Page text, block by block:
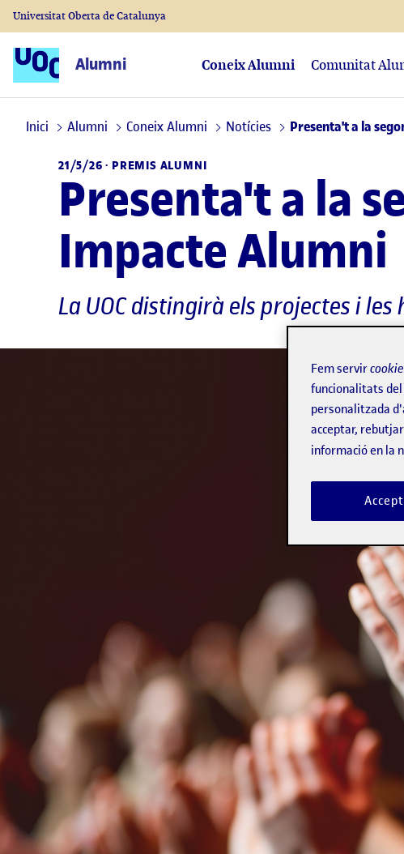
Alumni Coneix Alumni Comunitat
Universitat Oberta de Catalunya
Inici Alumni Coneix Alumni Notícies Presenta't a la
21/5/26 · PREMIS ALUMNI
Presenta't a la
Impacte Alumni
La UOC distingirà els projectes i
Fem servir
funcionalitats
personalitzada
acceptar,
informació en la